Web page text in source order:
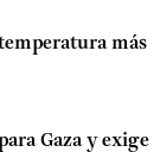
más
Gaza y exige